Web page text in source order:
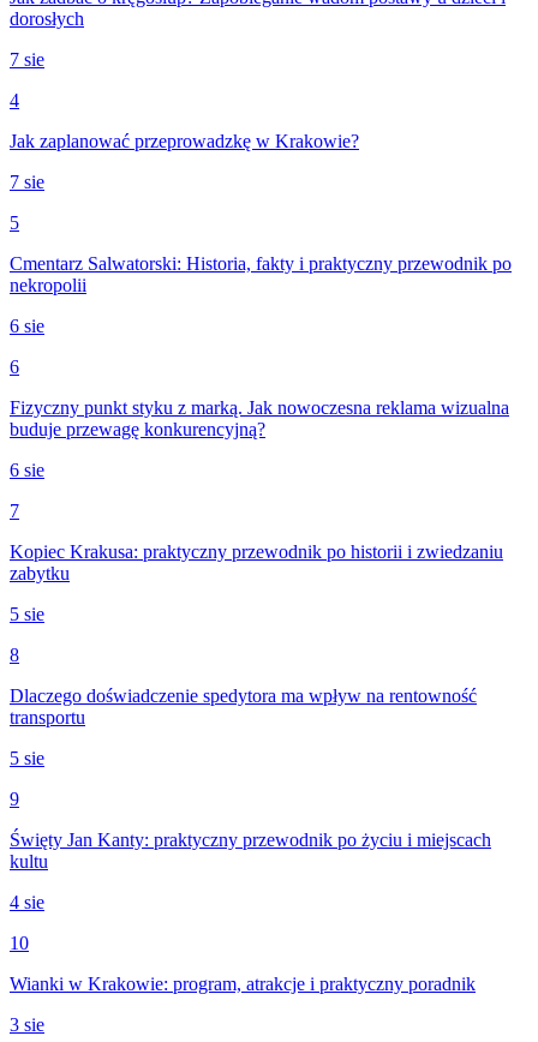
dorosłych
7 sie
4
Jak zaplanować przeprowadzkę w Krakowie?
7 sie
5
Cmentarz Salwatorski: Historia, fakty i praktyczny przewodnik po
nekropolii
6 sie
6
Fizyczny punkt styku z marką. Jak nowoczesna reklama wizualna
buduje przewagę konkurencyjną?
6 sie
7
Kopiec Krakusa: praktyczny przewodnik po historii i zwiedzaniu
zabytku
5 sie
8
Dlaczego doświadczenie spedytora ma wpływ na rentowność
transportu
5 sie
9
Święty Jan Kanty: praktyczny przewodnik po życiu i miejscach
kultu
4 sie
10
Wianki w Krakowie: program, atrakcje i praktyczny poradnik
3 sie